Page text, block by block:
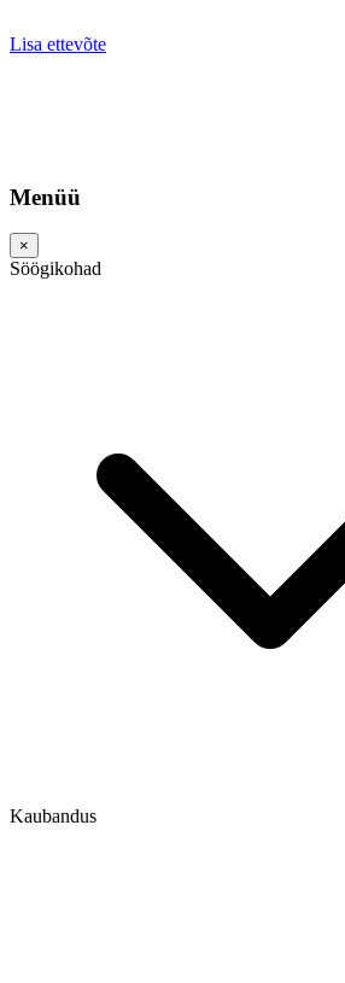
Lisa ettevõte
Menüü
×
Söögikohad
Kaubandus